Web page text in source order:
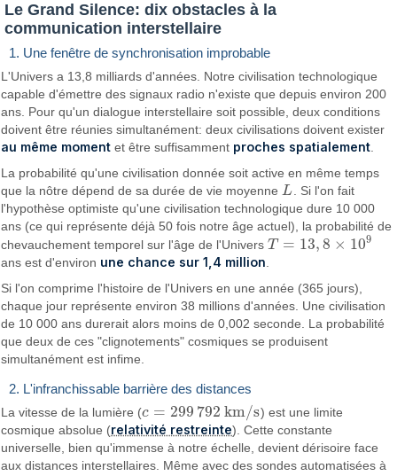
Le Grand Silence: dix obstacles à la
communication interstellaire
1. Une fenêtre de synchronisation improbable
L'Univers a 13,8 milliards d'années. Notre civilisation technologique
capable d'émettre des signaux radio n'existe que depuis environ 200
ans. Pour qu'un dialogue interstellaire soit possible, deux conditions
doivent être réunies simultanément: deux civilisations doivent exister
au même moment et être suffisamment proches spatialement
La probabilité qu'une civilisation donnée soit active en même temps
que la nôtre dépend de sa durée de vie moyenne L
L
. Si l'on fait
l'hypothèse optimiste qu'une civilisation technologique dure 10 000
ans (ce qui représente déjà 50 fois notre âge actuel), la probabilité de
chevauchement temporel sur l'âge de l'UniversT = 13, 8 × 109
T= 13 ,8×109
ans est d'environ une chance sur 1,4 million
Si l'on comprime l'histoire de l'Univers en une année (365 jours),
chaque jour représente environ 38 millions d'années. Une civilisation
de 10 000 ans durerait alors moins de 0,002 seconde. La probabilité
que deux de ces "clignotements" cosmiques se produisent
simultanément est infime.
2. L'infranchissable barrière des distances
La vitesse de la lumière (c = 299 792 km/s
c=299792 km/s
) est une limite
cosmique absolue (relativité restreinte). Cette constante
universelle, bien qu'immense à notre échelle, devient dérisoire face
aux distances interstellaires. Même avec des sondes automatisées à